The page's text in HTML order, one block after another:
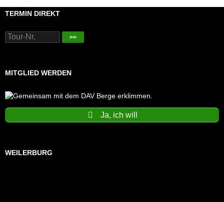
TERMIN DIREKT
>>
MITGLIED WERDEN
Ja, ich will
WEILERBURG